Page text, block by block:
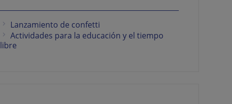
Lanzamiento de confetti
Actividades para la educación y el tiempo
libre